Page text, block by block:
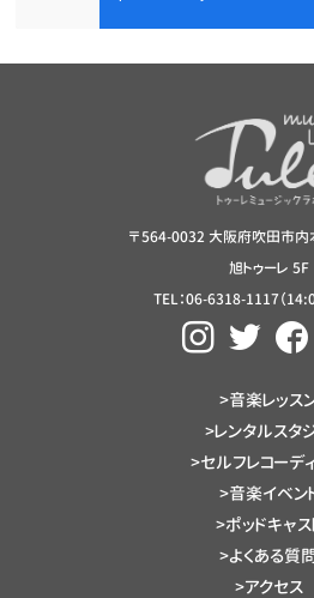
〒564-0032 大阪府吹田市内
旭トゥーレ 5F
TEL：06-6318-1117（
>音楽レッス
>レンタルスタ
>セルフレコーデ
>音楽イベン
>ポッドキャス
>よくある質
>アクセス